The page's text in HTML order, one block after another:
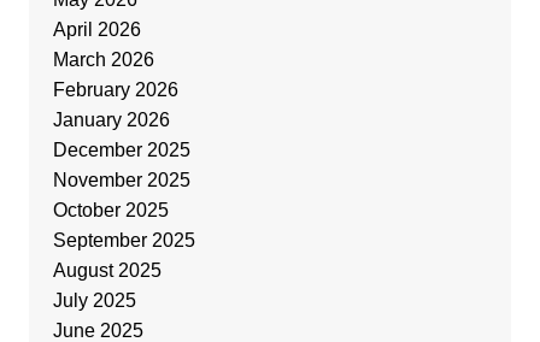
April 2026
March 2026
February 2026
January 2026
December 2025
November 2025
October 2025
September 2025
August 2025
July 2025
June 2025